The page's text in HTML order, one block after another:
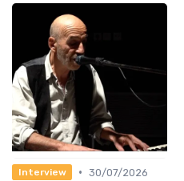
Interview • 30/07/2026